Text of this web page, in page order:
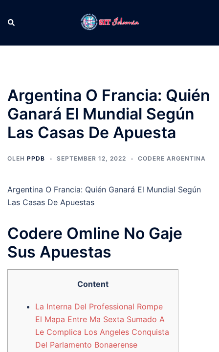
keCari
Argentina O Francia: Quién
Ganará El Mundial Según
Las Casas De Apuesta
OLEH PPDB SEPTEMBER 12, 2022 CODERE ARGENTINA
Argentina O Francia: Quién Ganará El Mundial Según
Las Casas De Apuestas
Codere Omline No Gaje
Sus Apuestas
Content
La Interna Del Professional Rompe
El Mapa Entre Ma Sexta Sumado A
Le Complica Los Angeles Conquista
Del Parlamento Bonaerense